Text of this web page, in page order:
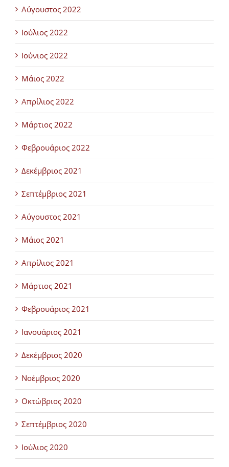
Αύγουστος 2022
Ιούλιος 2022
Ιούνιος 2022
Μάιος 2022
Απρίλιος 2022
Μάρτιος 2022
Φεβρουάριος 2022
Δεκέμβριος 2021
Σεπτέμβριος 2021
Αύγουστος 2021
Μάιος 2021
Απρίλιος 2021
Μάρτιος 2021
Φεβρουάριος 2021
Ιανουάριος 2021
Δεκέμβριος 2020
Νοέμβριος 2020
Οκτώβριος 2020
Σεπτέμβριος 2020
Ιούλιος 2020